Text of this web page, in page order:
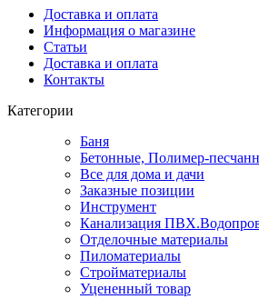
Доставка и оплата
Информация о магазине
Статьи
Доставка и оплата
Контакты
Категории
Баня
Бетонные, Полимер-
Все для дома и дачи
Заказные позиции
Инструмент
Канализация
Отделочные материалы
Пиломатериалы
Стройматериалы
Уцененный товар